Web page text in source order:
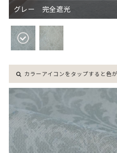
グレー 完全遮光
カラーアイコンをタップすると色